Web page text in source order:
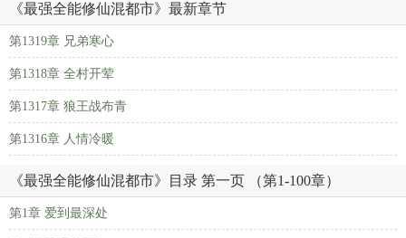
《最强全能修仙混都市》最新章节
第1319章 兄弟寒心
第1318章 全村开荤
第1317章 狼王战布青
第1316章 人情冷暖
《最强全能修仙混都市》目录 第一页 （第1-100章）
第1章 爱到最深处